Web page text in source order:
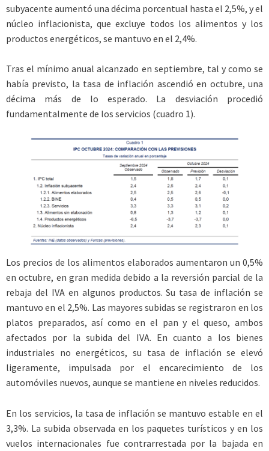
subyacente aumentó una décima porcentual hasta el 2,5%, y el
núcleo inflacionista, que excluye todos los alimentos y los
productos energéticos, se mantuvo en el 2,4%.
Tras el mínimo anual alcanzado en septiembre, tal y como se
había previsto, la tasa de inflación ascendió en octubre, una
décima más de lo esperado. La desviación procedió
fundamentalmente de los servicios (cuadro 1).
Los precios de los alimentos elaborados aumentaron un 0,5%
en octubre, en gran medida debido a la reversión parcial de la
rebaja del IVA en algunos productos. Su tasa de inflación se
mantuvo en el 2,5%. Las mayores subidas se registraron en los
platos preparados, así como en el pan y el queso, ambos
afectados por la subida del IVA. En cuanto a los bienes
industriales no energéticos, su tasa de inflación se elevó
ligeramente, impulsada por el encarecimiento de los
automóviles nuevos, aunque se mantiene en niveles reducidos.
En los servicios, la tasa de inflación se mantuvo estable en el
3,3%. La subida observada en los paquetes turísticos y en los
vuelos internacionales fue contrarrestada por la bajada en